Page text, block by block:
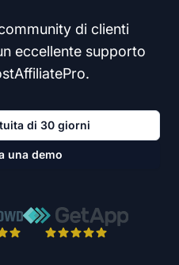
di clienti
eccellente supporto
di 30 giorni
una demo